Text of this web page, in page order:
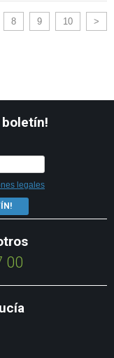
8 9 10 >
legales
00